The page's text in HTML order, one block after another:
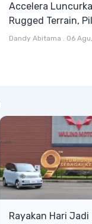
Accelera
Rugged Terrain,
Antara All Terrain
Dandy Abitama . 06
Rayakan Hari